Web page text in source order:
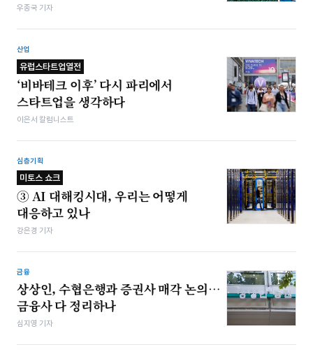
우종국 기자
산업
유럽스타트업열전
‘비바테크 이후’ 다시 파리에서
스타트업을 생각하다
이은서 칼럼니스트
심층기획
미토스 쇼크
③ AI 대해킹시대, 우리는 어떻게
대응하고 있나
강은경 기자
금융
상상인, 수협은행과 증권사 매각 논의…
금융사 다 정리하나
심지영 기자